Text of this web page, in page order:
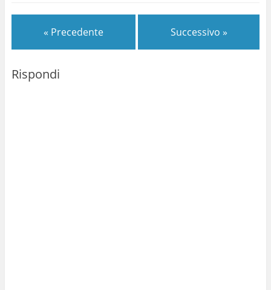
« Precedente Successivo »
Rispondi